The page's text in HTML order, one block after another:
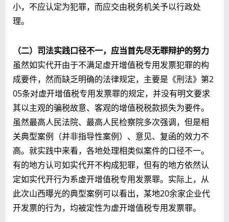
小，不应认定为犯罪，而应交由税务机关予以行政处
理。
（二）司法实践口径不一，应当首先尽无罪辩护的努力
虽然如实代开由于不满足虚开增值税专用发票犯罪的构
成要件，然而缺乏明确的法律规定，主要是《刑法》第2
05条对虚开增值税专用发票罪的规定，并没有明文要求
其以主观的骗税故意、客观的增值税税款损失为要件。
虽然最高人民法院、最高人民检察院多次强调，但是相
关典型案例（并非指导性案例）、意见、复函的效力不
高。就实践中来看，各地处理相类似案件的口径不一。
有的地方认可如实代开不构成犯罪，但有的地方依然认
定如实代开行为系虚开增值税专用发票罪。实际上，从
此次山西曝光的典型案例可以看出，某地20余家企业代
开发票的行为，均被定性为虚开增值税专用发票罪。